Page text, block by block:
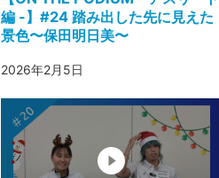
編 -】#24 踏み出した先に見えた
景色〜保田明日美〜
2026年2月5日